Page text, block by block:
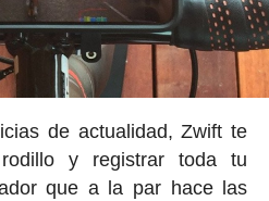
de actualidad, Zwift te
y registrar toda tu
que a la par hace las